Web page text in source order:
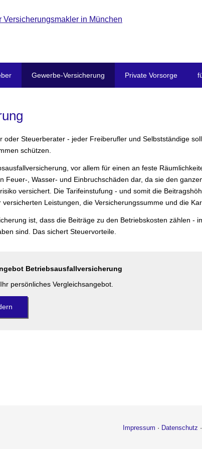
Gewerbe-Versicherung Private Vorsorge
oder Steuerberater - jeder Freiberufler und Selbstständige
schützen.
vor allem für einen an feste
Feuer-, Wasser- und Einbruchschäden dar, da sie den
versichert. Die Tarifeinstufung - und somit die
Leistungen, die Versicherungssumme und die
ist, dass die Beiträge zu den Betriebskosten zählen -
sind. Das sichert Steuervorteile.
Betriebsausfallversicherung
persönliches Vergleichsangebot.
Impressum · Datenschutz ·